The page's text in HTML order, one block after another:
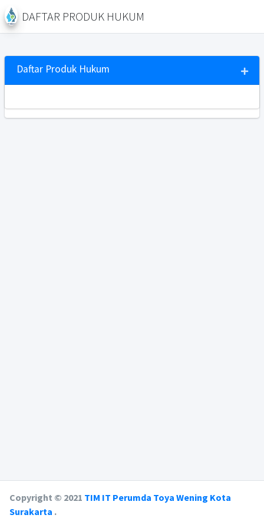
DAFTAR PRODUK HUKUM
Daftar Produk Hukum
Copyright © 2021 TIM IT Perumda Toya Wening Kota
Surakarta .